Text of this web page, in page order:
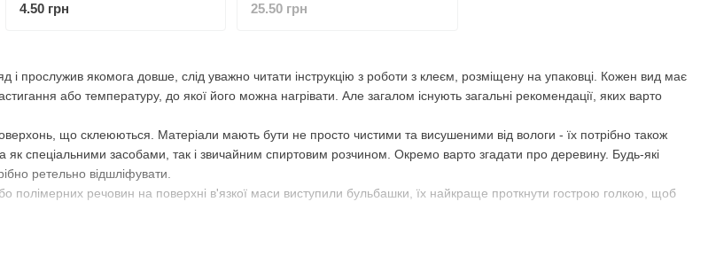
і прослужив якомога довше, слід уважно читати інструкцію з роботи з клеєм, розміщену на упаковці. Кожен вид має
або температуру, до якої його можна нагрівати. Але загалом існують загальні рекомендації, яких варто
що склеюються. Матеріали мають бути не просто чистими та висушеними від вологи - їх потрібно також
спеціальними засобами, так і звичайним спиртовим розчином. Окремо варто згадати про деревину. Будь-які
ретельно відшліфувати.
полімерних речовин на поверхні в'язкої маси виступили бульбашки, їх найкраще проткнути гострою голкою, щоб
4.50 грн 25.50 грн